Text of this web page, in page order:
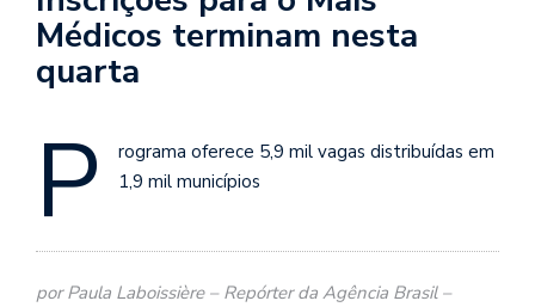
Médicos terminam nesta
quarta
P
rograma oferece 5,9 mil vagas distribuídas em
1,9 mil municípios
por Paula Laboissière – Repórter da Agência Brasil –